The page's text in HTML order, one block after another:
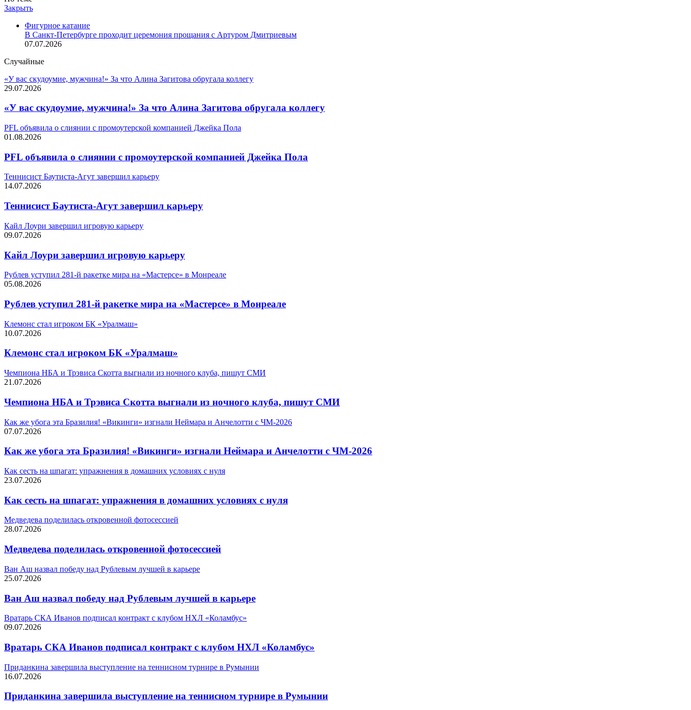
Закрыть
Фигурное катание
В Санкт-Петербурге проходит церемония прощания с Артуром Дмитриевым
07.07.2026
Случайные
«У вас скудоумие, мужчина!» За что Алина Загитова обругала коллегу
29.07.2026
«У вас скудоумие, мужчина!» За что Алина Загитова обругала коллегу
PFL объявила о слиянии с промоутерской компанией Джейка Пола
01.08.2026
PFL объявила о слиянии с промоутерской компанией Джейка Пола
Теннисист Баутиста-Агут завершил карьеру
14.07.2026
Теннисист Баутиста-Агут завершил карьеру
Кайл Лоури завершил игровую карьеру
09.07.2026
Кайл Лоури завершил игровую карьеру
Рублев уступил 281-й ракетке мира на «Мастерсе» в Монреале
05.08.2026
Рублев уступил 281-й ракетке мира на «Мастерсе» в Монреале
Клемонс стал игроком БК «Уралмаш»
10.07.2026
Клемонс стал игроком БК «Уралмаш»
Чемпиона НБА и Трэвиса Скотта выгнали из ночного клуба, пишут СМИ
21.07.2026
Чемпиона НБА и Трэвиса Скотта выгнали из ночного клуба, пишут СМИ
Как же убога эта Бразилия! «Викинги» изгнали Неймара и Анчелотти с ЧМ-2026
07.07.2026
Как же убога эта Бразилия! «Викинги» изгнали Неймара и Анчелотти с ЧМ-2026
Как сесть на шпагат: упражнения в домашних условиях с нуля
23.07.2026
Как сесть на шпагат: упражнения в домашних условиях с нуля
Медведева поделилась откровенной фотосессией
28.07.2026
Медведева поделилась откровенной фотосессией
Ван Аш назвал победу над Рублевым лучшей в карьере
25.07.2026
Ван Аш назвал победу над Рублевым лучшей в карьере
Вратарь СКА Иванов подписал контракт с клубом НХЛ «Коламбус»
09.07.2026
Вратарь СКА Иванов подписал контракт с клубом НХЛ «Коламбус»
Приданкина завершила выступление на теннисном турнире в Румынии
16.07.2026
Приданкина завершила выступление на теннисном турнире в Румынии